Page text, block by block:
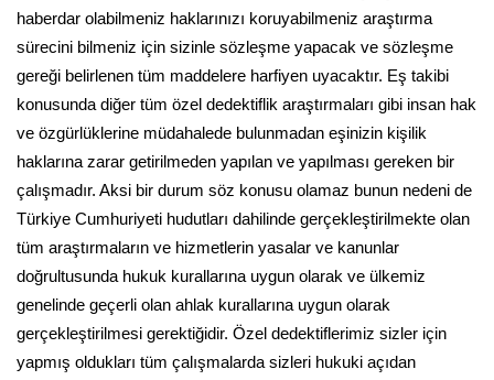
haberdar olabilmeniz haklarınızı koruyabilmeniz araştırma
sürecini bilmeniz için sizinle sözleşme yapacak ve sözleşme
gereği belirlenen tüm maddelere harfiyen uyacaktır. Eş takibi
konusunda diğer tüm özel dedektiflik araştırmaları gibi insan hak
ve özgürlüklerine müdahalede bulunmadan eşinizin kişilik
haklarına zarar getirilmeden yapılan ve yapılması gereken bir
çalışmadır. Aksi bir durum söz konusu olamaz bunun nedeni de
Türkiye Cumhuriyeti hudutları dahilinde gerçekleştirilmekte olan
tüm araştırmaların ve hizmetlerin yasalar ve kanunlar
doğrultusunda hukuk kurallarına uygun olarak ve ülkemiz
genelinde geçerli olan ahlak kurallarına uygun olarak
gerçekleştirilmesi gerektiğidir. Özel dedektiflerimiz sizler için
yapmış oldukları tüm çalışmalarda sizleri hukuki açıdan